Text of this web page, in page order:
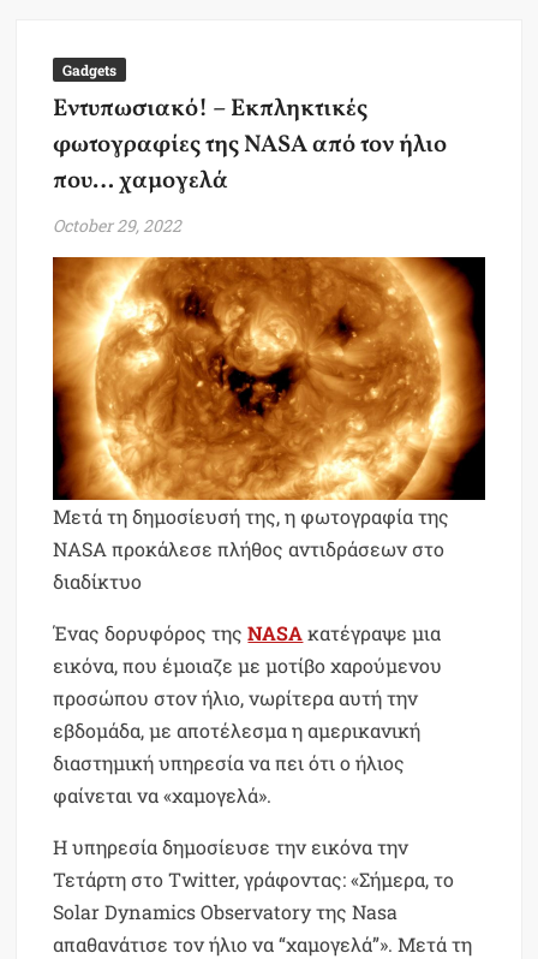
Gadgets
Εντυπωσιακό! – Εκπληκτικές
φωτογραφίες της NASA από τον ήλιο
που… χαμογελά
October 29, 2022
Μετά τη δημοσίευσή της, η φωτογραφία της
NASA προκάλεσε πλήθος αντιδράσεων στο
διαδίκτυο
Ένας δορυφόρος τηςNASAκατέγραψε μια
εικόνα, που έμοιαζε με μοτίβο χαρούμενου
προσώπου στον ήλιο, νωρίτερα αυτή την
εβδομάδα, με αποτέλεσμα η αμερικανική
διαστημική υπηρεσία να πει ότι ο ήλιος
φαίνεται να «χαμογελά».
Η υπηρεσία δημοσίευσε την εικόνα την
Τετάρτη στο Twitter, γράφοντας: «Σήμερα, το
Solar Dynamics Observatory της Nasa
απαθανάτισε τον ήλιο να “χαμογελά”». Μετά τη